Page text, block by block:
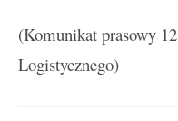
(Komunikat prasowy
Logistycznego)